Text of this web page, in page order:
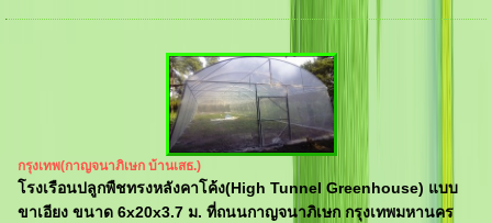
กรุงเทพ(กาญจนาภิเษก บ้านเสธ.)
โรงเรือนปลูกพืชทรงหลังคาโค้ง(High Tunnel Greenhouse) แบบ
ขาเอียง ขนาด 6x20x3.7 ม. ที่ถนนกาญจนาภิเษก กรุงเทพมหานคร